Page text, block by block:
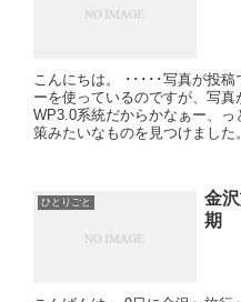
こんにちは。 ･････写真が投
ーを使っているのですが、写真
WP3.0系統だからかなぁー、
策みたいなものを見つけました。
ひとりごと
金
期